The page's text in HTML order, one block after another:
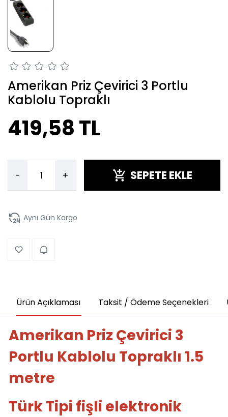
Amerikan Priz Çevirici 3 Portlu
Kablolu Topraklı
419,58 TL
- + SEPETE EKLE
Aynı Gün Kargo
Ürün Açıklaması Taksit / Ödeme Seçenekleri
Amerikan Priz Çevirici 3
Portlu Kablolu Topraklı 1.5
metre
Türk Tipi fişli elektronik